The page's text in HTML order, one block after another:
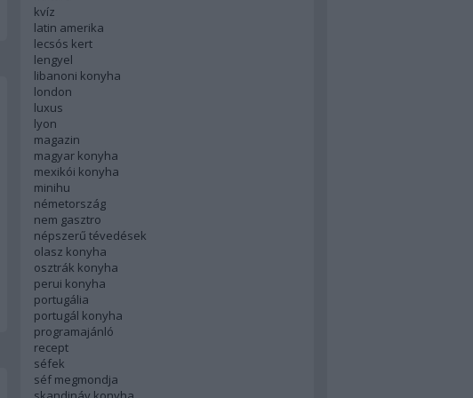
kvíz
latin amerika
lecsós kert
lengyel
libanoni konyha
london
luxus
lyon
magazin
magyar konyha
mexikói konyha
minihu
németország
nem gasztro
népszerű tévedések
olasz konyha
osztrák konyha
perui konyha
portugália
portugál konyha
programajánló
recept
séfek
séf megmondja